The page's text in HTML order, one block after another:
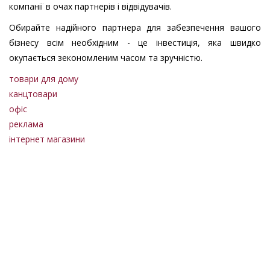
компанії в очах партнерів і відвідувачів.
Обирайте надійного партнера для забезпечення вашого
бізнесу всім необхідним - це інвестиція, яка швидко
окупається зекономленим часом та зручністю.
товари для дому
канцтовари
офіс
реклама
інтернет магазини